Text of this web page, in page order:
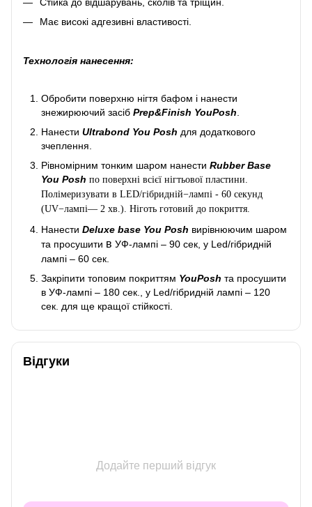
Має високі адгезивні властивості.
Технологія нанесення:
Обробити поверхню нігтя бафом і нанести
знежирюючий засіб Prep&Finish YouPosh
Нанести Ultrabond You Posh для додаткового
зчеплення.
Рівномірним тонким шаром нанести Rubber Base
You Posh по поверхні всієї нігтьової пластини.
Полімеризувати в LED/гібридній−лампі - 60 секунд
(UV−лампі— 2 хв.). Ніготь готовий до покриття.
Нанести Deluxe base You Posh вирівнюючим шаром
та просушити в УФ-лампі – 90 сек, у Led/гібридній
лампі – 60 сек.
Закріпити топовим покриттям YouPosh та просушити
в УФ-лампі – 180 сек., у Led/гібридній лампі – 120
сек. для ще кращої стійкості.
Відгуки
Додайте перший відгук